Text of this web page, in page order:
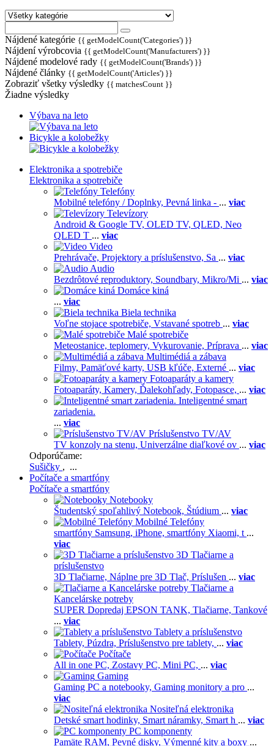
Nájdené kategórie {{ getModelCount('Categories') }}
Nájdení výrobcovia {{ getModelCount('Manufacturers') }}
Nájdené modelové rady {{ getModelCount('Brands') }}
Nájdené články {{ getModelCount('Articles') }}
Zobraziť všetky výsledky {{ matchesCount }}
Žiadne výsledky
Výbava na leto
Bicykle a kolobežky
Elektronika a spotrebiče
Elektronika a spotrebiče
Telefóny
Mobilné telefóny / Doplnky, Pevná linka - ... viac
Televízory
Android & Google TV, OLED TV, QLED, Neo
QLED T ... viac
Video
Prehrávače, Projektory a príslušenstvo, Sa ... viac
Audio
Bezdrôtové reproduktory, Soundbary, Mikro/Mi ... viac
Domáce kiná
... viac
Biela technika
Voľne stojace spotrebiče, Vstavané spotreb ... viac
Malé spotrebiče
Meteostanice, teplomery, Vykurovanie, Príprava ... viac
Multimédiá a zábava
Filmy, Pamäťové karty, USB kľúče, Externé ... viac
Fotoaparáty a kamery
Fotoaparáty, Kamery, Ďalekohľady, Fotopasce, ... viac
Inteligentné smart
zariadenia.
... viac
Príslušenstvo TV/AV
TV konzoly na stenu, Univerzálne diaľkové ov ... viac
Odporúčame:
Sušičky , ...
Počítače a smartfóny
Počítače a smartfóny
Notebooky
Študentský spoľahlivý Notebook, Štúdium ... viac
Mobilné Telefóny
smartfóny Samsung, iPhone, smartfóny Xiaomi, t ...
viac
3D Tlačiarne a
príslušenstvo
3D Tlačiarne, Náplne pre 3D Tlač, Príslušen ... viac
Tlačiarne a
Kancelárske potreby
SUPER Dopredaj EPSON TANK, Tlačiarne, Tankové
... viac
Tablety a príslušenstvo
Tablety, Púzdra, Príslušenstvo pre tablety, ... viac
Počítače
All in one PC, Zostavy PC, Mini PC, ... viac
Gaming
Gaming PC a notebooky, Gaming monitory a pro ...
viac
Nositeľná elektronika
Detské smart hodinky, Smart náramky, Smart h ... viac
PC komponenty
Pamäte RAM, Pevné disky, Výmenné kity a boxy ...